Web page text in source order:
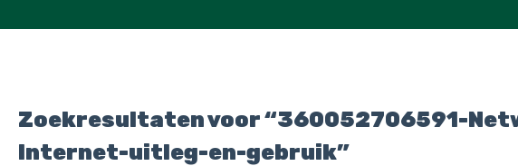
Zoekresultaten voor “360052706591-
Internet-uitleg-en-gebruik”